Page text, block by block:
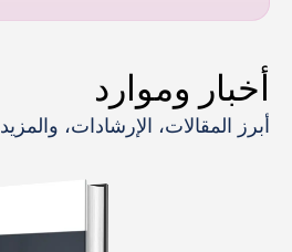
أخبار وموارد
أبرز المقالات، الإرشادات، والمزيد